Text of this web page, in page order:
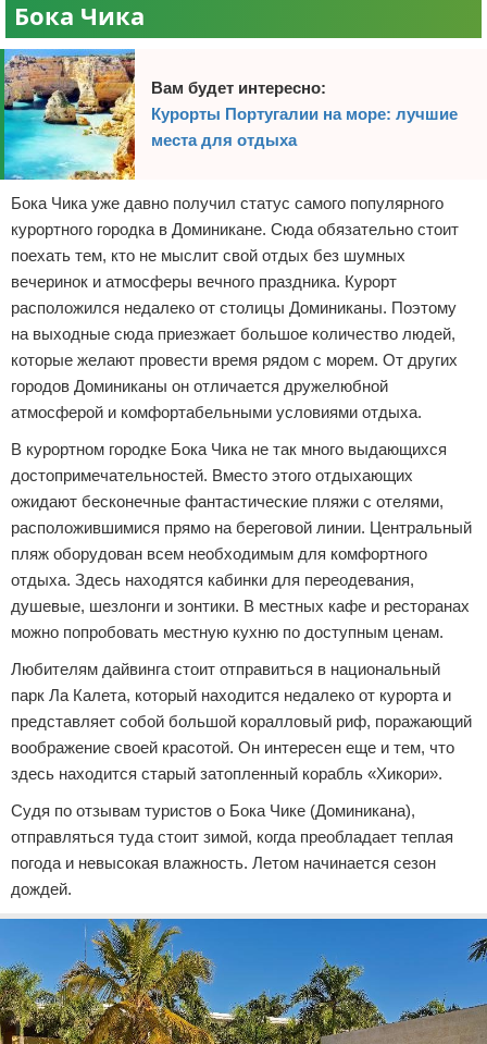
Бока Чика
Вам будет интересно:
Курорты Португалии на море: лучшие
места для отдыха
Бока Чика уже давно получил статус самого популярного
курортного городка в Доминикане. Сюда обязательно стоит
поехать тем, кто не мыслит свой отдых без шумных
вечеринок и атмосферы вечного праздника. Курорт
расположился недалеко от столицы Доминиканы. Поэтому
на выходные сюда приезжает большое количество людей,
которые желают провести время рядом с морем. От других
городов Доминиканы он отличается дружелюбной
атмосферой и комфортабельными условиями отдыха.
В курортном городке Бока Чика не так много выдающихся
достопримечательностей. Вместо этого отдыхающих
ожидают бесконечные фантастические пляжи с отелями,
расположившимися прямо на береговой линии. Центральный
пляж оборудован всем необходимым для комфортного
отдыха. Здесь находятся кабинки для переодевания,
душевые, шезлонги и зонтики. В местных кафе и ресторанах
можно попробовать местную кухню по доступным ценам.
Любителям дайвинга стоит отправиться в национальный
парк Ла Калета, который находится недалеко от курорта и
представляет собой большой коралловый риф, поражающий
воображение своей красотой. Он интересен еще и тем, что
здесь находится старый затопленный корабль «Хикори».
Судя по отзывам туристов о Бока Чике (Доминикана),
отправляться туда стоит зимой, когда преобладает теплая
погода и невысокая влажность. Летом начинается сезон
дождей.